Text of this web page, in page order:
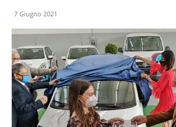
7 Giugno 2021